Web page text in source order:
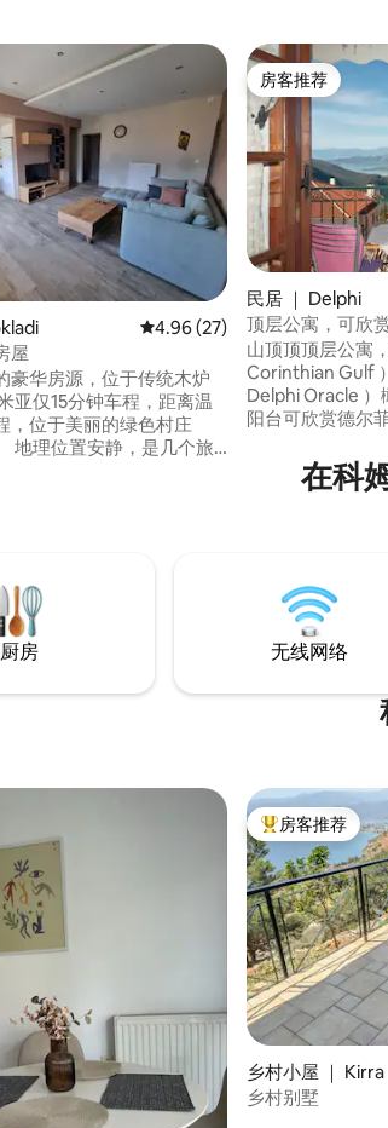
」
平均评分 4.96 分（满分 5 分
4.96 (27)
屋
豪华房源，位于传统木炉
，位于美丽的绿色村庄
）。
房客推荐
房客推荐
民居 ｜ Delphi
顶层公寓，可欣
风光！
山顶顶顶层公寓
Corinthian Gulf
Delphi Oracle ）
阳台可欣赏德尔
山谷之一！ 宽
起居室、壁炉、
在科
厨房 无线网络
热门「房客推荐
房客推荐
乡村小屋 ｜ Kirra
乡村别墅